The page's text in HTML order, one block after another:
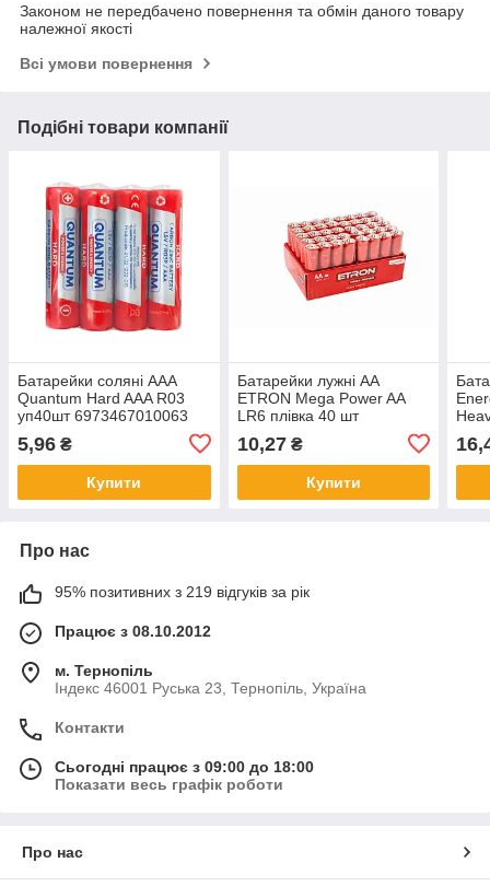
Законом не передбачено повернення та обмін даного товару
належної якості
Всі умови повернення
Подібні товари компанії
Батарейки соляні ААА
Quantum Hard AAA R03
уп40шт 6973467010063
5,96 ₴
Купити
Батарейки лужні АА
ETRON Mega Power AA
LR6 плівка 40 шт
10,27₴
Купити
Про нас
95% позитивних з 219 відгуків за рік
Працює з 08.10.2012
м. Тернопіль
Індекс 46001 Руська 23, Тернопіль, Україна
Контакти
Сьогодні працює з 09:00 до 18:00
Показати весь графік роботи
Про нас